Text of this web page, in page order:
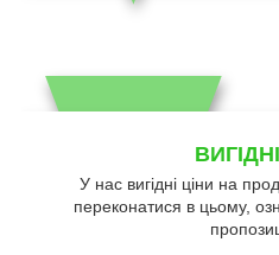
У нас вигідні ціни на
переконатися в цьому,